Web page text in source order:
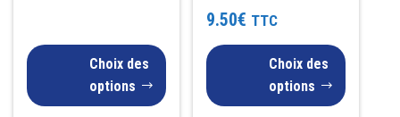
Choix des
options
sur
page
Note
5.009.50€ TTC
Choix des
options
choisies
sur
page